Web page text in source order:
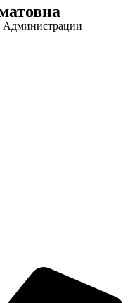
Администрации